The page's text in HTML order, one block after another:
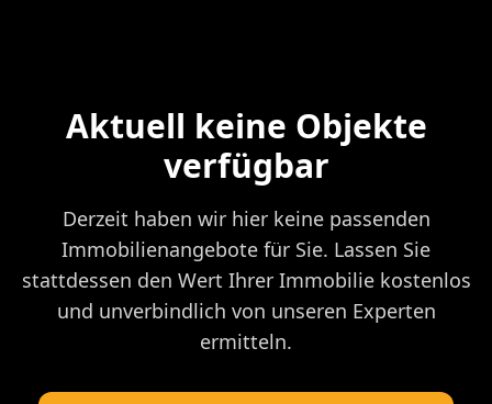
Aktuell keine Objekte
verfügbar
Derzeit haben wir hier keine passenden
Immobilienangebote für Sie. Lassen Sie
stattdessen den Wert Ihrer Immobilie kostenlos
und unverbindlich von unseren Experten
ermitteln.